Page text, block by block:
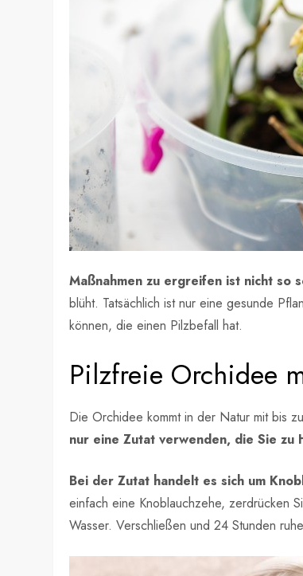
Maßnahmen zu ergreifen ist nicht so
blüht. Tatsächlich ist nur eine gesunde
können, die einen Pilzbefall hat.
Pilzfreie Orchidee
Die Orchidee kommt in der Natur mit bis
nur eine Zutat verwenden, die Sie zu
Bei der Zutat handelt es sich um
einfach eine Knoblauchzehe, zerdrücken
Wasser. Verschließen und 24 Stunden